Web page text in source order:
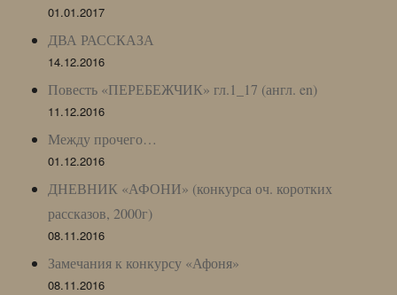
01.01.2017
ДВА РАССКАЗА
14.12.2016
Повесть «ПЕРЕБЕЖЧИК» гл.1_17 (англ. en)
11.12.2016
Между прочего…
01.12.2016
ДНЕВНИК «АФОНИ» (конкурса оч. коротких
рассказов, 2000г)
08.11.2016
Замечания к конкурсу «Афоня»
08.11.2016